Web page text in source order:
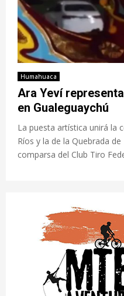
Humahuaca
Ara Yeví
en Gualeguaychú
La puesta artística unirá la
Ríos y la de la Quebrada
comparsa del Club Tiro